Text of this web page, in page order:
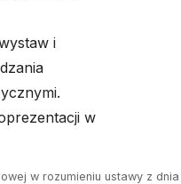
i
w
w rozumieniu ustawy z